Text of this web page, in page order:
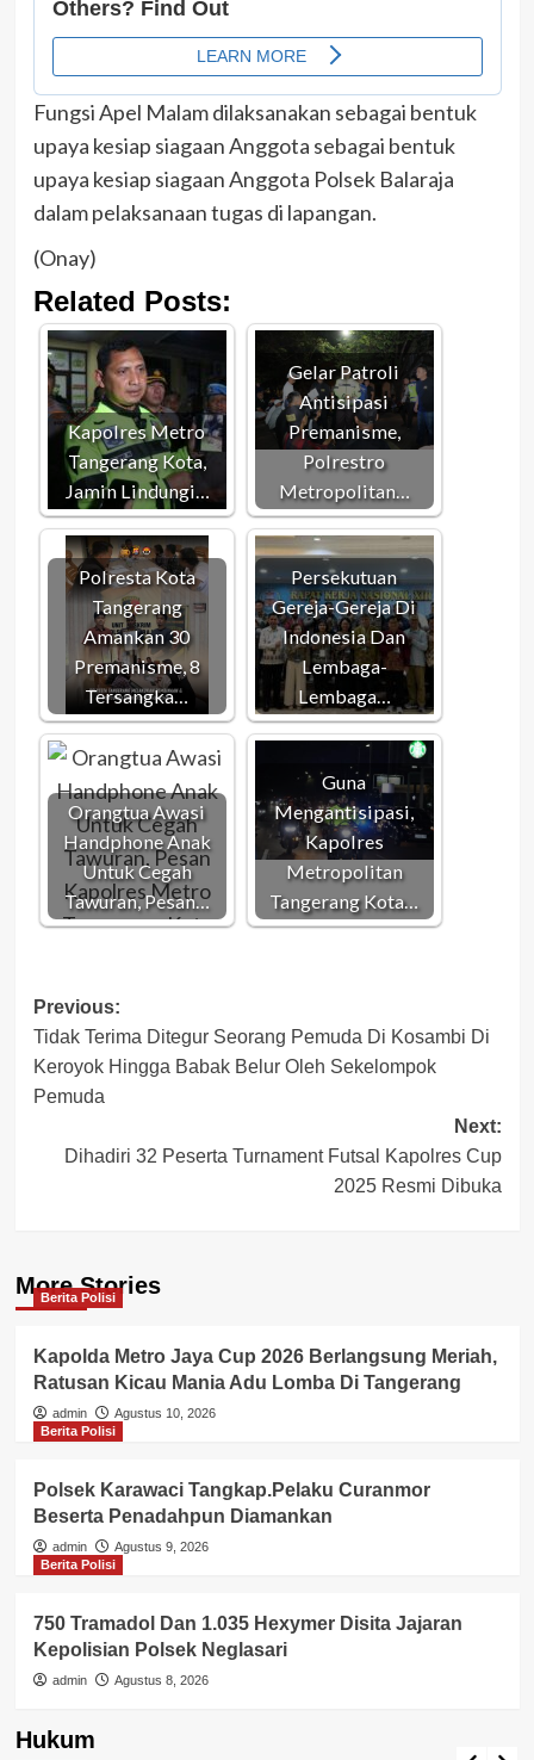
Fungsi Apel Malam dilaksanakan sebagai bentuk
upaya kesiap siagaan Anggota sebagai bentuk
upaya kesiap siagaan Anggota Polsek Balaraja
dalam pelaksanaan tugas di lapangan.
(Onay)
Related Posts:
Kapolres Metro
Tangerang Kota,
Jamin Lindungi…
Gelar Patroli
Antisipasi
Premanisme,
Polrestro
Metropolitan…
Polresta Kota
Tangerang
Amankan 30
Premanisme, 8
Tersangka…
Persekutuan
Gereja-Gereja Di
Indonesia Dan
Lembaga-
Lembaga…
Orangtua Awasi
Handphone Anak
Untuk Cegah
Tawuran, Pesan…
Guna
Mengantisipasi,
Kapolres
Metropolitan
Tangerang Kota…
Post
navigation
Previous:
Tidak Terima Ditegur Seorang Pemuda Di Kosambi Di
Keroyok Hingga Babak Belur Oleh Sekelompok
Pemuda
Next:
Dihadiri 32 Peserta Turnament Futsal Kapolres Cup
2025 Resmi Dibuka
More Stories
Berita Polisi
Kapolda Metro Jaya Cup 2026 Berlangsung Meriah,
Ratusan Kicau Mania Adu Lomba Di Tangerang
admin
Agustus 10, 2026
Berita Polisi
Polsek Karawaci Tangkap.Pelaku Curanmor
Beserta Penadahpun Diamankan
admin
Agustus 9, 2026
Berita Polisi
750 Tramadol Dan 1.035 Hexymer Disita Jajaran
Kepolisian Polsek Neglasari
admin Agustus 8, 2026
Hukum
Berita Polisi